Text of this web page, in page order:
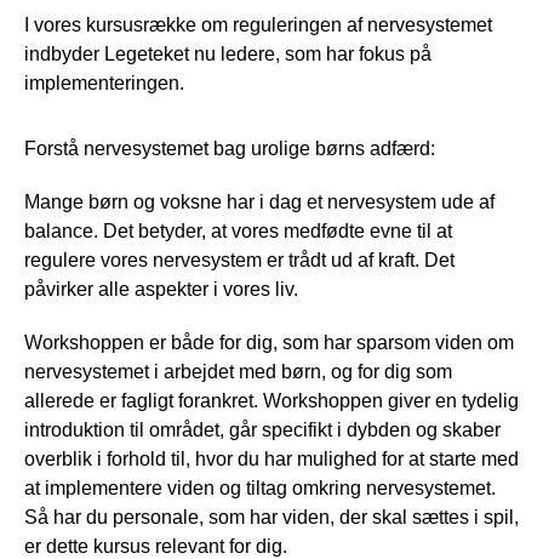
I vores kursusrække om reguleringen af nervesystemet
indbyder Legeteket nu ledere, som har fokus på
implementeringen.
Forstå nervesystemet bag urolige børns adfærd:
Mange børn og voksne har i dag et nervesystem ude af
balance. Det betyder, at vores medfødte evne til at
regulere vores nervesystem er trådt ud af kraft. Det
påvirker alle aspekter i vores liv.
Workshoppen er både for dig, som har sparsom viden om
nervesystemet i arbejdet med børn, og for dig som
allerede er fagligt forankret. Workshoppen giver en tydelig
introduktion til området, går specifikt i dybden og skaber
overblik i forhold til, hvor du har mulighed for at starte med
at implementere viden og tiltag omkring nervesystemet.
Så har du personale, som har viden, der skal sættes i spil,
er dette kursus relevant for dig.